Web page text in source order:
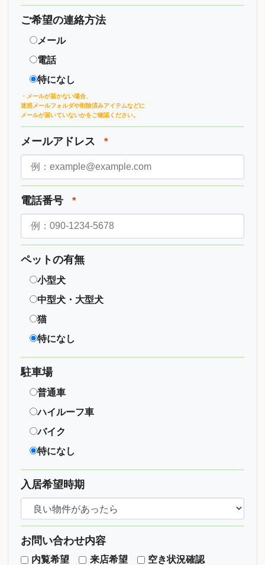
ご希望の連絡方法
メール
電話
特になし
・メールが届かない場合、
迷惑メールフォルダや削除済みアイテムなどに
メールが届いていないかをご確認ください。
メールアドレス *
電話番号 *
ペットの有無
小型犬
中型犬・大型犬
猫
特になし
駐車場
普通車
ハイルーフ車
バイク
特になし
入居希望時期
お問い合わせ内容
内覧希望 来店希望
空き状況確認